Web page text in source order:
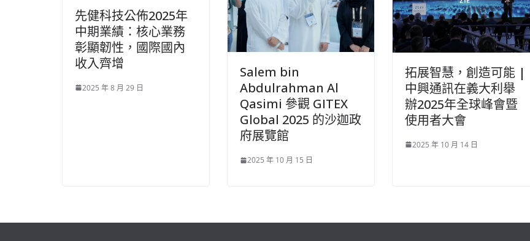
先健科技公佈2025年
中期業績：核心業務
彰顯韌性，國際國內
收入齊增
2025 年 8 月 29 日
Salem bin
Abdulrahman Al
Qasimi 參觀 GITEX
Global 2025 的沙迦政
府展覽館
2025 年 10 月 15 日
拓展智慧，創造可能 |
中興通訊在義大利舉
辦2025年全球峰會暨
使用者大會
2025 年 10 月 14 日